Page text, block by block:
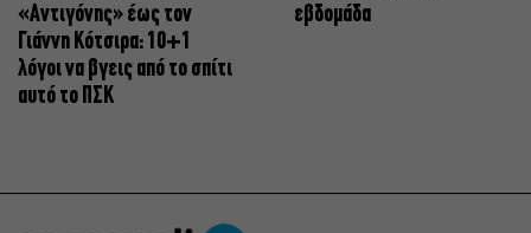
«Αντιγόνης» έως τον
Γιάννη Κότσιρα: 10+1
λόγοι να βγεις από το σπίτι
αυτό το ΠΣΚ
εβδομάδα